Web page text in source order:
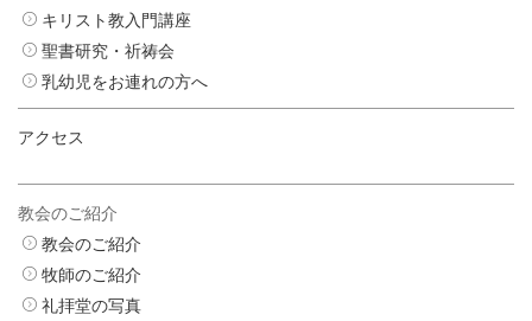
キリスト教入門講座
聖書研究・祈祷会
乳幼児をお連れの方へ
アクセス
教会のご紹介
教会のご紹介
牧師のご紹介
礼拝堂の写真